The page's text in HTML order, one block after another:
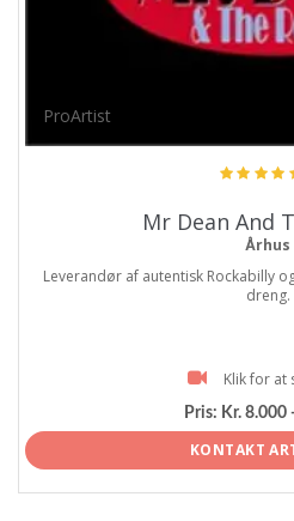
ProArtist
Mr Dean And
Århus
Leverandør af autentisk Rockabilly
dreng.
Klik for at
Pris: Kr. 8.000
KONTAKT